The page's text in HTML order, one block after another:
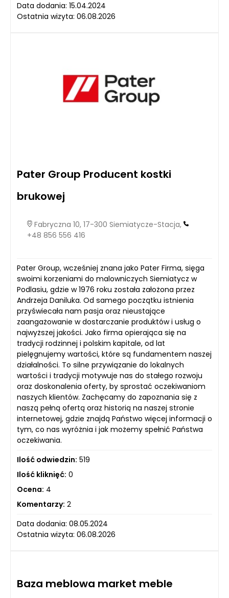
Data dodania: 15.04.2024
Ostatnia wizyta: 06.08.2026
Pater Group Producent kostki
brukowej
Fabryczna 10, 17-300 Siemiatycze-Stacja,
+48 856 556 416
Pater Group, wcześniej znana jako Pater Firma, sięga
swoimi korzeniami do malowniczych Siemiatycz w
Podlasiu, gdzie w 1976 roku została założona przez
Andrzeja Daniluka. Od samego początku istnienia
przyświecała nam pasja oraz nieustające
zaangażowanie w dostarczanie produktów i usług o
najwyższej jakości. Jako firma opierająca się na
tradycji rodzinnej i polskim kapitale, od lat
pielęgnujemy wartości, które są fundamentem naszej
działalności. To silne przywiązanie do lokalnych
wartości i tradycji motywuje nas do stałego rozwoju
oraz doskonalenia oferty, by sprostać oczekiwaniom
naszych klientów. Zachęcamy do zapoznania się z
naszą pełną ofertą oraz historią na naszej stronie
internetowej, gdzie znajdą Państwo więcej informacji o
tym, co nas wyróżnia i jak możemy spełnić Państwa
oczekiwania.
Ilość odwiedzin: 519
Ilość kliknięć: 0
Ocena: 4
Komentarzy: 2
Data dodania: 08.05.2024
Ostatnia wizyta: 06.08.2026
Baza meblowa market meble